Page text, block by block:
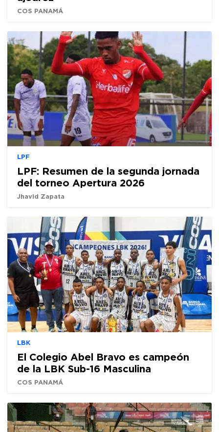
COS PANAMÁ
LPF
LPF: Resumen de la segunda jornada
del torneo Apertura 2026
Jhavid Zapata
LBK
El Colegio Abel Bravo es campeón
de la LBK Sub-16 Masculina
COS PANAMÁ